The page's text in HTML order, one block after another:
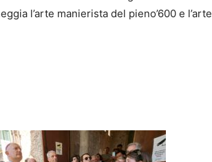
l’arte manierista del pieno’600 e l’arte